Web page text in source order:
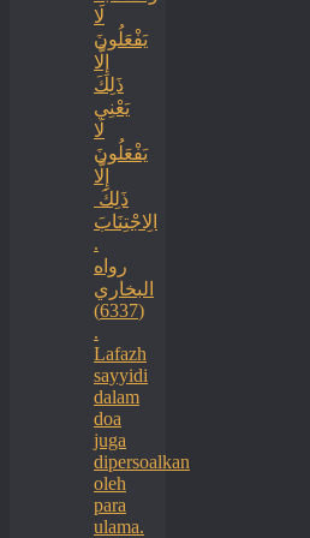
لَا
يَفْعَلُونَ
إِلَّا
ذَلِكَ
‏‏يَعْنِي
لَا
يَفْعَلُونَ
إِلَّا
ذَلِكَ ‏
‏الِاجْتِنَابَ
.
رواه
البخاري
(6337)
.
Lafazh
sayyidi
dalam
doa
juga
dipersoalkan
oleh
para
ulama.